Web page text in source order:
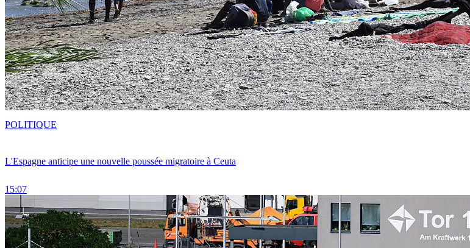
L'Espagne anticipe une nouvelle poussée migratoire à Ceuta
15:07
POLITIQUE